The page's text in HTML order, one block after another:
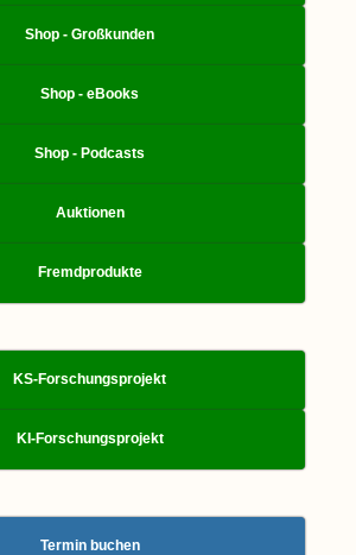
Shop - Großkunden
Shop - eBooks
Shop - Podcasts
Auktionen
Fremdprodukte
KS-Forschungsprojekt
KI-Forschungsprojekt
Termin buchen